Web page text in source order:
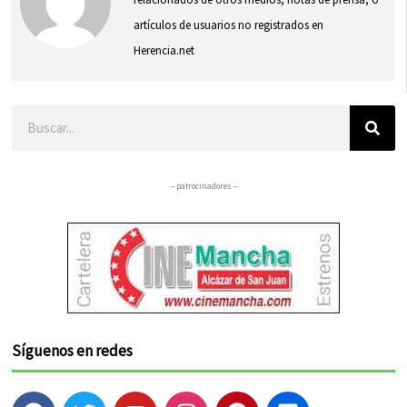
artículos de usuarios no registrados en
Herencia.net
– patrocinadores –
Síguenos en redes
F T Y I P F